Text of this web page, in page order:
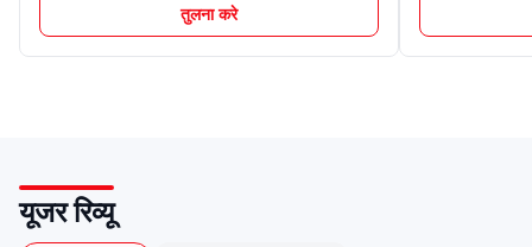
तुलना करे
यूजर रिव्यू